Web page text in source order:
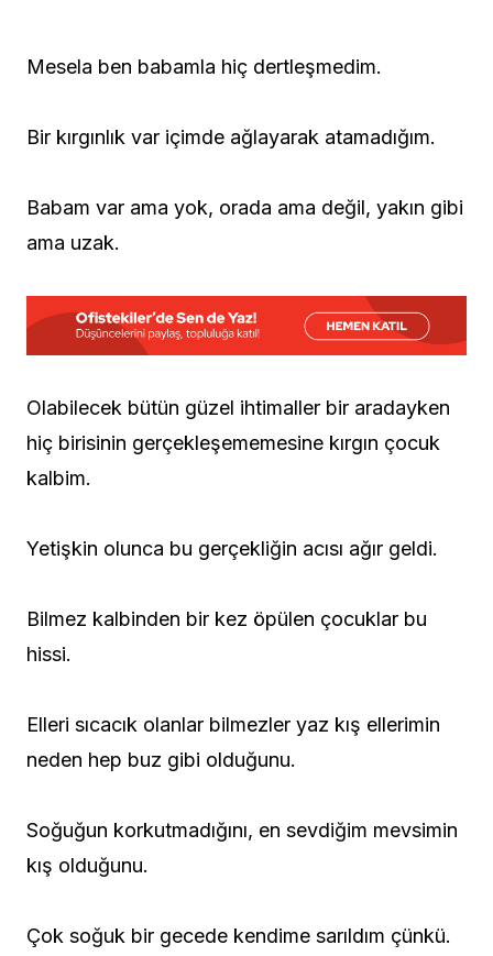
Mesela ben babamla hiç dertleşmedim.
Bir kırgınlık var içimde ağlayarak atamadığım.
Babam var ama yok, orada ama değil, yakın gibi
ama uzak.
Olabilecek bütün güzel ihtimaller bir aradayken
hiç birisinin gerçekleşememesine kırgın çocuk
kalbim.
Yetişkin olunca bu gerçekliğin acısı ağır geldi.
Bilmez kalbinden bir kez öpülen çocuklar bu
hissi.
Elleri sıcacık olanlar bilmezler yaz kış ellerimin
neden hep buz gibi olduğunu.
Soğuğun korkutmadığını, en sevdiğim mevsimin
kış olduğunu.
Çok soğuk bir gecede kendime sarıldım çünkü.